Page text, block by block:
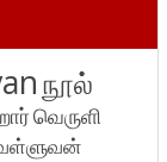
நூல்
வெருளி